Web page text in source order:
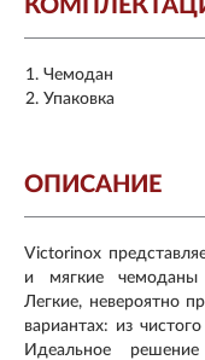
Чемодан
Упаковка
ОПИСАНИЕ
Victorinox
и мягкие
Легкие, невероятно
вариантах: из
Идеальное